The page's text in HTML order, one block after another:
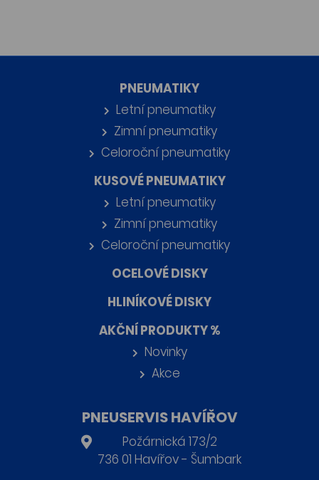
PNEUMATIKY
Letní pneumatiky
Zimní pneumatiky
Celoroční pneumatiky
KUSOVÉ PNEUMATIKY
Letní pneumatiky
Zimní pneumatiky
Celoroční pneumatiky
OCELOVÉ DISKY
HLINÍKOVÉ DISKY
AKČNÍ PRODUKTY %
Novinky
Akce
PNEUSERVIS HAVÍŘOV
Požárnická 173/2
736 01 Havířov - Šumbark